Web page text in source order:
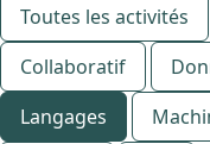
Toutes les activités
Collaboratif
Langages